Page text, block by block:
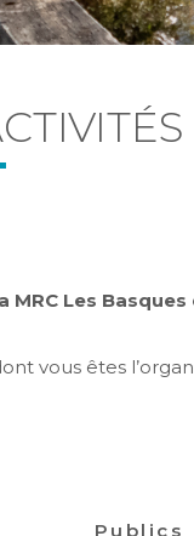
MRC Les
vous êtes
Publics